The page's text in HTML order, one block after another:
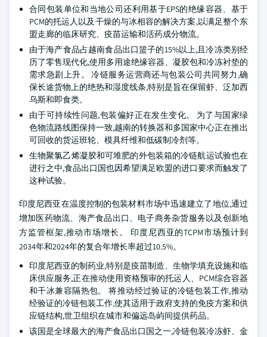
合同包装单位和当地公司还利用基于EPS的绝缘容器、基于
PCM的托运人以及干燥的与冰相容的解决方案,以满足整个东
盟走廊的临床研究、疫苗运输和活药成分物流。
由于海产食品占越南食品出口篮子的15%以上,且冷冻类别经
历了零售现代化,使用多用途绝缘容器、凝胶包和冷冻衬垫的
需求急剧上升。 冷链服务运营商还与包装公司共同努力,确
保长途货物上的绝热和湿度线条,特别是旨在保留虾、泛加西
乌斯和即食类。
由于可持续性问题,包装偏好正在发生变化。 为了与国家绿
色物流路线图保持一致,越南的转换器和多国家中心正在推出
可回收的货运班轮、模具纤维和低碳制冷剂等。
生物聚氯乙烯凝胶和可堆肥的外包装箱的冷链航运试验也在
进行之中,食品出口国也因希望满足欧盟的进口要求而触发了
这种试验。
印度尼西亚在温度控制的包装材料市场中迅速建立了地位,通过
增加医药物流、海产食品出口、电子商务杂货服务以及创新地
方监管框架,推动市场增长。 印度尼西亚的TCPM市场预计到
2034年和2024年的复合年增长率超过10.5%。
印度尼西亚的制药业,特别是疫苗制造、生物学填充设施和临
床供应服务,正在推动使用资格预审的托运人、PCM综合容器
和干冰兼容隔热包。 将推动经过验证的冷链包装工作,推动
经验证的冷链包装工作,使其适用于政府支持的免疫方案和供
应链结构,世卫组织在城市和偏远岛屿间提供药品。
该国是全球最大的海产食品出口国之一,冷链包装冷冻虾、金